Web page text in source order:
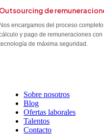
de
encargamos del proceso
y pago de remuneraciones con
de máxima seguridad.
Sobre nosotros
Blog
Ofertas laborales
Talentos
Contacto